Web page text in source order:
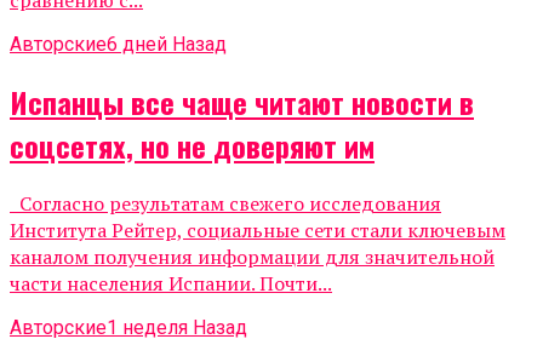
Авторские6 дней Назад
Испанцы все чаще читают новости в
соцсетях, но не доверяют им
Согласно результатам свежего исследования
Института Рейтер, социальные сети стали ключевым
каналом получения информации для значительной
части населения Испании. Почти...
Авторские1 неделя Назад